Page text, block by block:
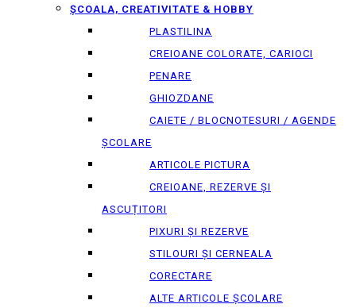
ȘCOALA, CREATIVITATE & HOBBY
PLASTILINA
CREIOANE COLORATE, CARIOCI
PENARE
GHIOZDANE
CAIETE / BLOCNOTESURI / AGENDE
ȘCOLARE
ARTICOLE PICTURA
CREIOANE, REZERVE ȘI
ASCUȚITORI
PIXURI ȘI REZERVE
STILOURI ȘI CERNEALA
CORECTARE
ALTE ARTICOLE ȘCOLARE